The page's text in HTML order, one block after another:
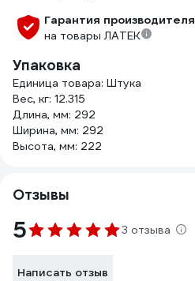
Гарантия производителя
на товары ЛАТЕК
Упаковка
Единица товара: Штука
Вес, кг: 12.315
Длина, мм: 292
Ширина, мм: 292
Высота, мм: 222
Отзывы
5 3 отзыва
Написать отзыв